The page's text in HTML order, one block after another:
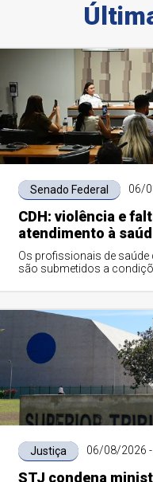
Senado Federal 06/
CDH: violência e
atendimento à
Os profissionais de
são submetidos a
Justiça 06/08/2026
STJ condena